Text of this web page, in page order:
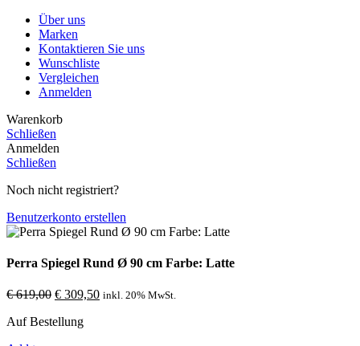
Über uns
Marken
Kontaktieren Sie uns
Wunschliste
Vergleichen
Anmelden
Warenkorb
Schließen
Anmelden
Schließen
Noch nicht registriert?
Benutzerkonto erstellen
Perra Spiegel Rund Ø 90 cm Farbe: Latte
€619,00 Ursprünglicher
war:
€ 309,50Aktueller
inkl. 20% MwSt.
Auf Bestellung